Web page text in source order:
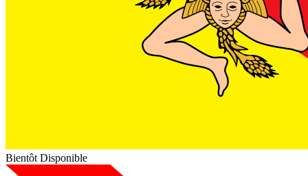
Bientôt Disponible